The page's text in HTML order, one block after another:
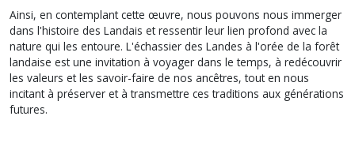
Ainsi, en contemplant cette œuvre, nous pouvons nous immerger
dans l'histoire des Landais et ressentir leur lien profond avec la
nature qui les entoure. L'échassier des Landes à l'orée de la forêt
landaise est une invitation à voyager dans le temps, à redécouvrir
les valeurs et les savoir-faire de nos ancêtres, tout en nous
incitant à préserver et à transmettre ces traditions aux générations
futures.